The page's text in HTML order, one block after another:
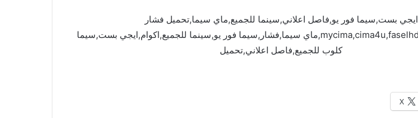
ايجي بست,سيما فور يو,فاصل اعلاني,سينما للجميع,ماي سيما,تحميل فشار
mycima,cima4u,faselhd,egybest,akoam,ماي سيما,فشار,سيما فور يو,سينما للجميع,اكوام,ايجي بست,سيما
كلوب للجميع,فاصل اعلاني,تحميل
X